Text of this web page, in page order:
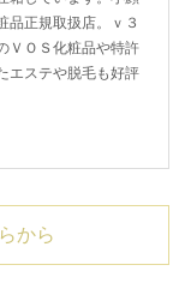
品正規取扱店。ｖ３
ＶＯＳ化粧品や特許
エステや脱毛も好評
から